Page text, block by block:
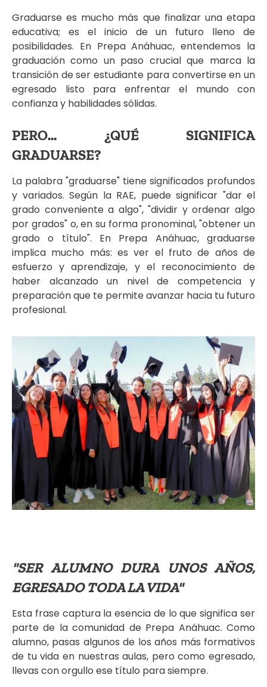
Graduarse es mucho más que finalizar una etapa
educativa; es el inicio de un futuro lleno de
posibilidades. En Prepa Anáhuac, entendemos la
graduación como un paso crucial que marca la
transición de ser estudiante para convertirse en un
egresado listo para enfrentar el mundo con
confianza y habilidades sólidas.
PERO... ¿QUÉ SIGNIFICA
GRADUARSE?
La palabra "graduarse" tiene significados profundos
y variados. Según la RAE, puede significar "dar el
grado conveniente a algo", "dividir y ordenar algo
por grados" o, en su forma pronominal, "obtener un
grado o título". En Prepa Anáhuac, graduarse
implica mucho más: es ver el fruto de años de
esfuerzo y aprendizaje, y el reconocimiento de
haber alcanzado un nivel de competencia y
preparación que te permite avanzar hacia tu futuro
profesional.
"SER ALUMNO DURA UNOS AÑOS,
EGRESADO TODA LA VIDA"
Esta frase captura la esencia de lo que significa ser
parte de la comunidad de Prepa Anáhuac. Como
alumno, pasas algunos de los años más formativos
de tu vida en nuestras aulas, pero como egresado,
llevas con orgullo ese título para siempre.